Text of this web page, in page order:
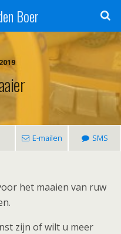
Boer
E-mailen SMS
het maaien van ruw
zijn of wilt u meer